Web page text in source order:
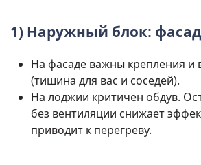
1) Наружный блок:
На фасаде важны крепления и
(тишина для вас и соседей).
На лоджии критичен обдув.
без вентиляции снижает
приводит к перегреву.